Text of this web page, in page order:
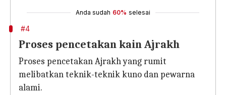
Anda sudah 60% selesai
#4
Proses pencetakan kain Ajrakh
Proses pencetakan Ajrakh yang rumit
melibatkan teknik-teknik kuno dan pewarna
alami.